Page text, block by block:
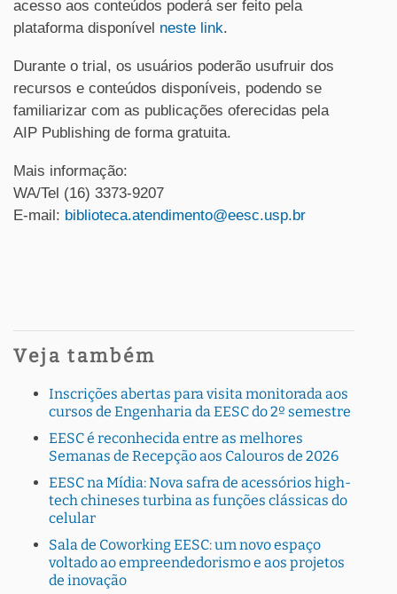
acesso aos conteúdos poderá ser feito pela
plataforma disponível neste link.
Durante o trial, os usuários poderão usufruir dos
recursos e conteúdos disponíveis, podendo se
familiarizar com as publicações oferecidas pela
AIP Publishing de forma gratuita.
Mais informação:
WA/Tel (16) 3373-9207
E-mail: biblioteca.atendimento@eesc.usp.br
Veja também
Inscrições abertas para visita monitorada aos
cursos de Engenharia da EESC do 2º semestre
EESC é reconhecida entre as melhores
Semanas de Recepção aos Calouros de 2026
EESC na Mídia: Nova safra de acessórios high-
tech chineses turbina as funções clássicas do
celular
Sala de Coworking EESC: um novo espaço
voltado ao empreendedorismo e aos projetos
de inovação